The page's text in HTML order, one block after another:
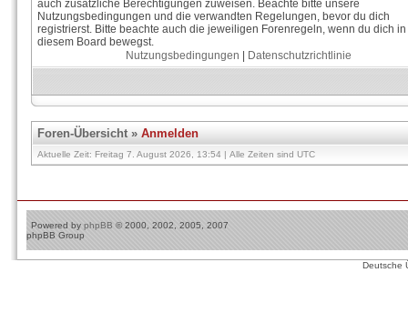
auch zusätzliche Berechtigungen zuweisen. Beachte bitte unsere
Nutzungsbedingungen und die verwandten Regelungen, bevor du dich
registrierst. Bitte beachte auch die jeweiligen Forenregeln, wenn du dich in
diesem Board bewegst.
Nutzungsbedingungen
Datenschutzrichtlinie
Foren-Übersicht» Anmelden
Aktuelle Zeit: Freitag 7. August 2026, 13:54 | Alle Zeiten sind UTC
Powered by phpBB © 2000, 2002, 2005, 2007
phpBB Group
Deutsche